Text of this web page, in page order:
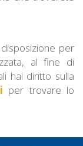
per
al fine di
hai diritto sulla
per trovare lo